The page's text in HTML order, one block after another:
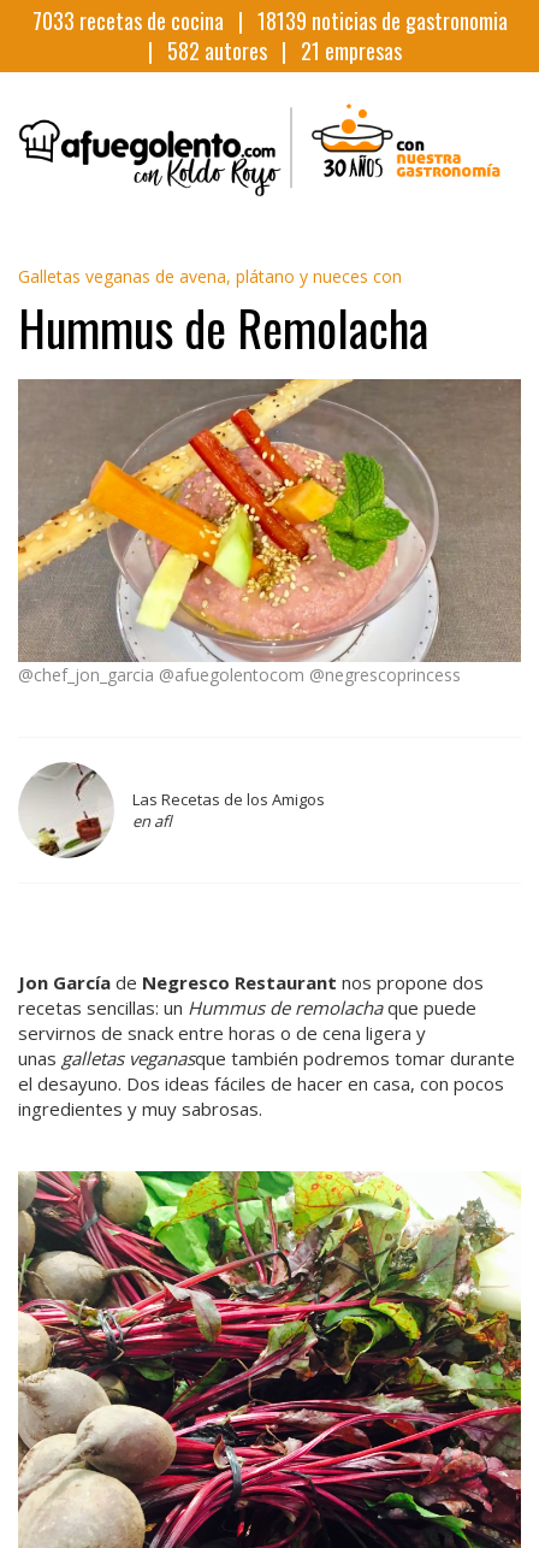
7033 recetas de cocina | 18139 noticias de gastronomia
| 582 autores | 21 empresas
Galletas veganas de avena, plátano y nueces con
Hummus de Remolacha
@chef_jon_garcia @afuegolentocom @negrescoprincess
Las Recetas de los Amigos
en afl
Jon García de Negresco Restaurant nos propone dos
recetas sencillas: un Hummus de remolachaque puede
servirnos de snack entre horas o de cena ligera y
unas galletas veganasque también podremos tomar durante
el desayuno. Dos ideas fáciles de hacer en casa, con pocos
ingredientes y muy sabrosas.